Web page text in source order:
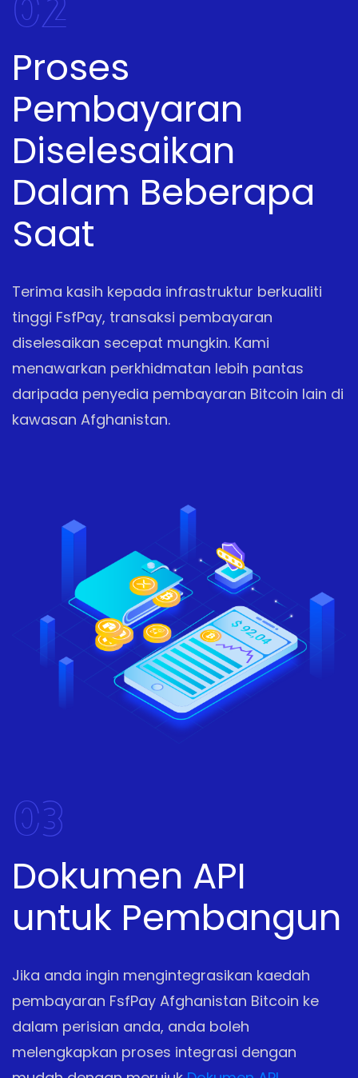
Proses
Pembayaran
Diselesaikan
Dalam Beberapa
Saat
Terima kasih kepada infrastruktur berkualiti
tinggi FsfPay, transaksi pembayaran
diselesaikan secepat mungkin. Kami
menawarkan perkhidmatan lebih pantas
daripada penyedia pembayaran Bitcoin lain di
kawasan Afghanistan.
03
Dokumen API
untuk Pembangun
Jika anda ingin mengintegrasikan kaedah
pembayaran FsfPay Afghanistan Bitcoin ke
dalam perisian anda, anda boleh
melengkapkan proses integrasi dengan